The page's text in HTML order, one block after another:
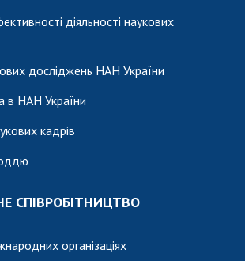
діяльності наукових
досліджень НАН України
в НАН України
кадрів
СПІВРОБІТНИЦТВО
організаціях